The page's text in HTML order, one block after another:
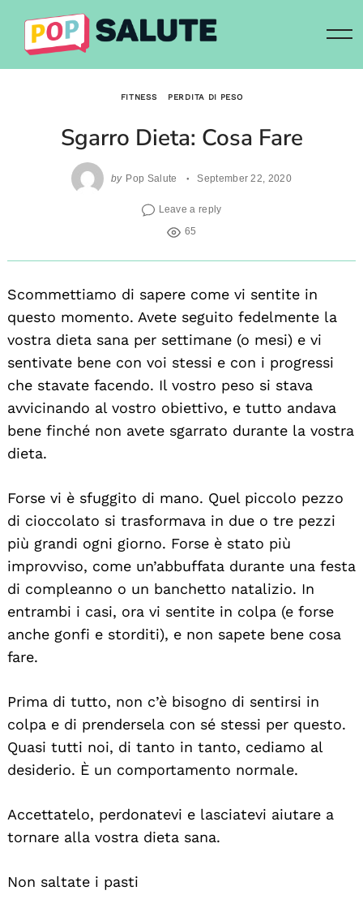
content
FITNESS PERDITA DI PESO
Sgarro Dieta: Cosa Fare
by Pop Salute September 22, 2020
Leave a reply
65
Scommettiamo di sapere come vi sentite in
questo momento. Avete seguito fedelmente la
vostra dieta sana per settimane (o mesi) e vi
sentivate bene con voi stessi e con i progressi
che stavate facendo. Il vostro peso si stava
avvicinando al vostro obiettivo, e tutto andava
bene finché non avete sgarrato durante la vostra
dieta.
Forse vi è sfuggito di mano. Quel piccolo pezzo
di cioccolato si trasformava in due o tre pezzi
più grandi ogni giorno. Forse è stato più
improvviso, come un’abbuffata durante una festa
di compleanno o un banchetto natalizio. In
entrambi i casi, ora vi sentite in colpa (e forse
anche gonfi e storditi), e non sapete bene cosa
fare.
Prima di tutto, non c’è bisogno di sentirsi in
colpa e di prendersela con sé stessi per questo.
Quasi tutti noi, di tanto in tanto, cediamo al
desiderio. È un comportamento normale.
Accettatelo, perdonatevi e lasciatevi aiutare a
tornare alla vostra dieta sana.
Non saltate i pasti